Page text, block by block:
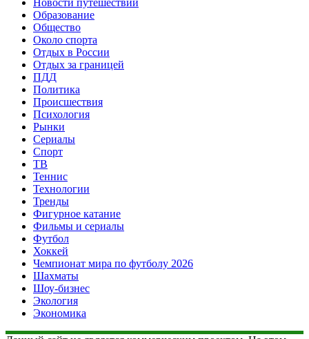
Новости путешествий
Образование
Общество
Около спорта
Отдых в России
Отдых за границей
ПДД
Политика
Происшествия
Психология
Рынки
Сериалы
Спорт
ТВ
Теннис
Технологии
Тренды
Фигурное катание
Фильмы и сериалы
Футбол
Хоккей
Чемпионат мира по футболу 2026
Шахматы
Шоу-бизнес
Экология
Экономика